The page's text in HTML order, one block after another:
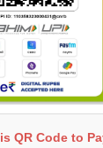
QR Code to